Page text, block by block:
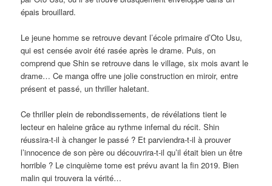
épais brouillard.
Le jeune homme se retrouve devant l’école primaire d’Oto Usu,
qui est censée avoir été rasée après le drame. Puis, on
comprend que Shin se retrouve dans le village, six mois avant le
drame… Ce manga offre une jolie construction en miroir, entre
présent et passé, un thriller haletant.
Ce thriller plein de rebondissements, de révélations tient le
lecteur en haleine grâce au rythme infernal du récit. Shin
réussira-t-il à changer le passé ? Et parviendra-t-il à prouver
l’innocence de son père ou découvrira-t-il qu’il était bien un être
horrible ? Le cinquième tome est prévu avant la fin 2019. Bien
malin qui trouvera la vérité…